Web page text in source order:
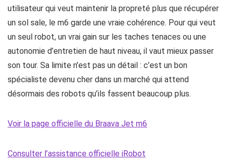
utilisateur qui veut maintenir la propreté plus que récupérer
un sol sale, le m6 garde une vraie cohérence. Pour qui veut
un seul robot, un vrai gain sur les taches tenaces ou une
autonomie d’entretien de haut niveau, il vaut mieux passer
son tour. Sa limite n’est pas un détail : c’est un bon
spécialiste devenu cher dans un marché qui attend
désormais des robots qu’ils fassent beaucoup plus.
Voir la page officielle du Braava Jet m6
Consulter l’assistance officielle iRobot